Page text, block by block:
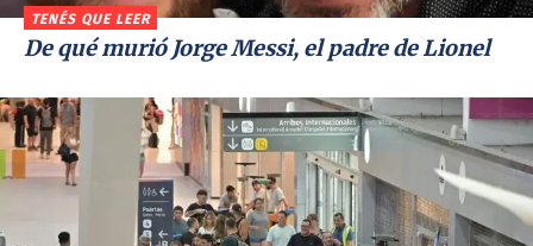
TENÉS QUE LEER
De qué murió Jorge Messi, el padre de Lionel